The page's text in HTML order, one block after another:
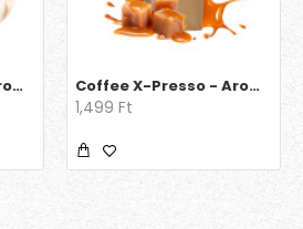
Coffee X-Presso - Aroma Decaff Ír krém Coffee X-Presso - Aroma Decaff Karamell
1,499 Ft